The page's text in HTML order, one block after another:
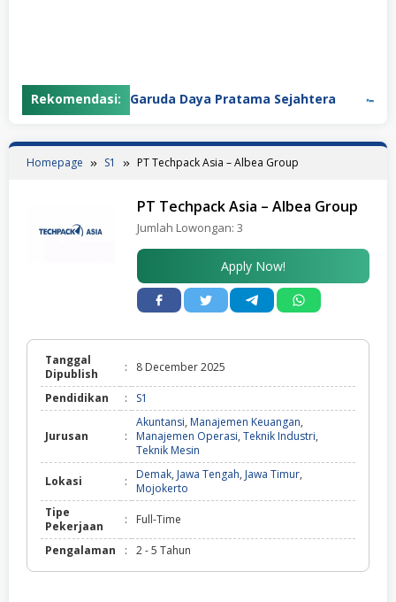
Rekomendasi:PT Garuda Daya Pratama Sejahtera PT
Homepage S1 PT Techpack Asia – Albea Group
PT Techpack Asia – Albea Group
Jumlah Lowongan: 3
Apply Now!
Tanggal
Dipublish
: 8 December 2025
Pendidikan : S1
Jurusan :
Akuntansi, Manajemen Keuangan,
Manajemen Operasi, Teknik Industri,
Teknik Mesin
Lokasi : Demak, Jawa Tengah, Jawa Timur,
Mojokerto
Tipe
Pekerjaan
: Full-Time
Pengalaman : 2 - 5 Tahun